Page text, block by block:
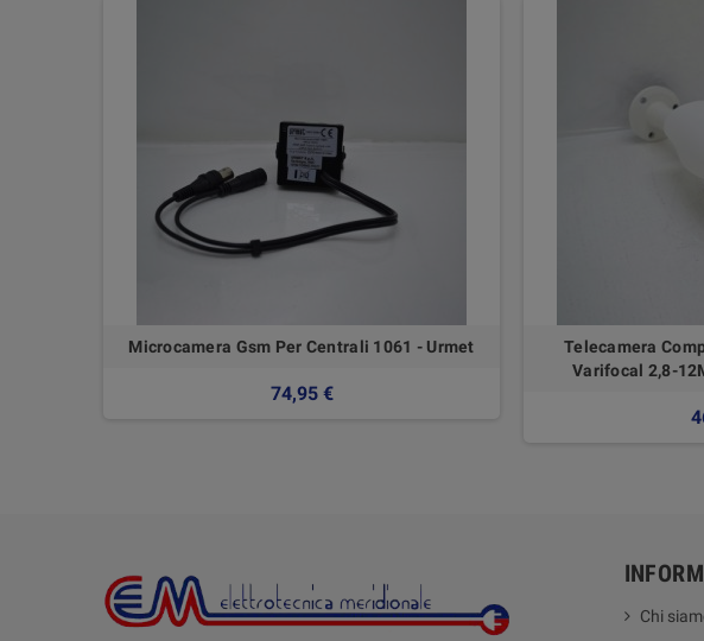
Microcamera Gsm Per Centrali 1061 - Urmet
74,95 €
Telecamera
Varifocal 2,8-
Chi